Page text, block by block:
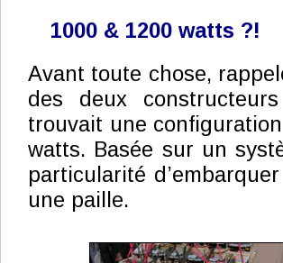
1000 & 1200 watts ?!
Avant toute chose,
des deux
trouvait une
watts. Basée sur un
particularité
une paille.